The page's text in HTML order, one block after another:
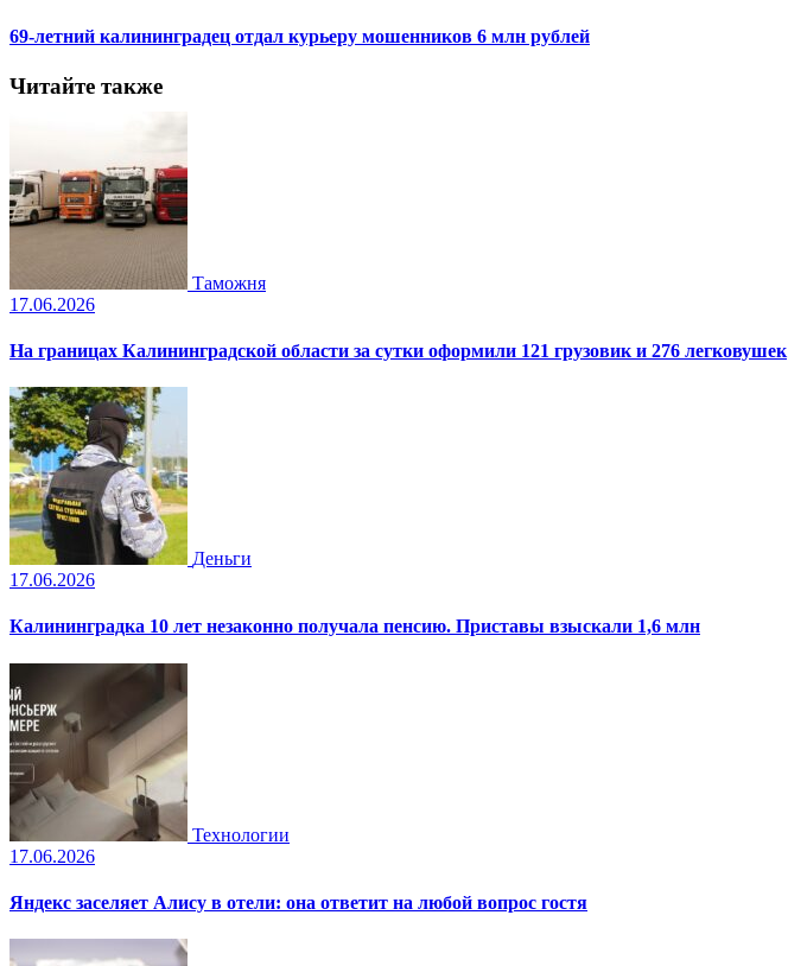
69-летний калининградец отдал курьеру мошенников 6 млн рублей
Читайте также
Таможня
17.06.2026
На границах Калининградской области за сутки оформили 121 грузовик и 276 легковушек
Деньги
17.06.2026
Калининградка 10 лет незаконно получала пенсию. Приставы взыскали 1,6 млн
Технологии
17.06.2026
Яндекс заселяет Алису в отели: она ответит на любой вопрос гостя